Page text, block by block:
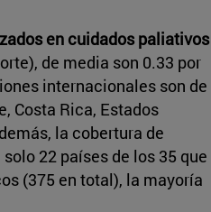
en cuidados paliativos
de media son 0.33 por
internacionales son de
Costa Rica, Estados
la cobertura de
solo 22 países de los 35 que
(375 en total), la mayoría